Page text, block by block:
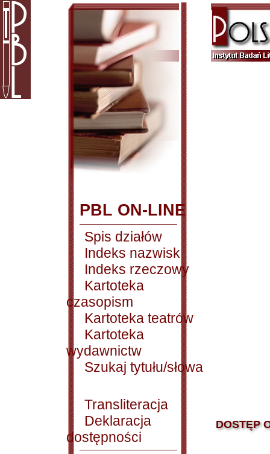
PBL ON-LINE
Spis działów
Indeks nazwisk
Indeks rzeczowy
Kartoteka
czasopism
Kartoteka teatrów
Kartoteka
wydawnictw
Szukaj tytułu/słowa
Transliteracja
Deklaracja
dostępności
DOSTĘP